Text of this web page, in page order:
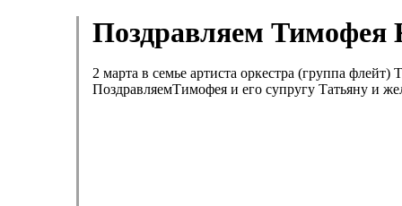
Поздравляем Тимофея
2 марта в семье артиста оркестра (группа
ПоздравляемТимофея и его супругу Татьяну и